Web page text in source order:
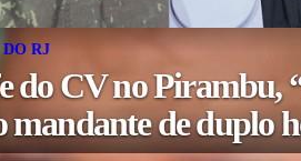
RJ
do CV no Pirambu,
mandante de duplo